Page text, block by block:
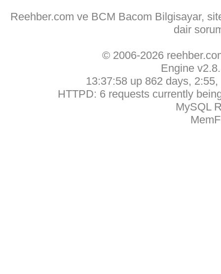
Reehber.com ve BCM Bacom Bilgisayar,
dair
© 2006-2026
Engine
13:37:58 up 862 days,
HTTPD: 6 requests currently
MySQL